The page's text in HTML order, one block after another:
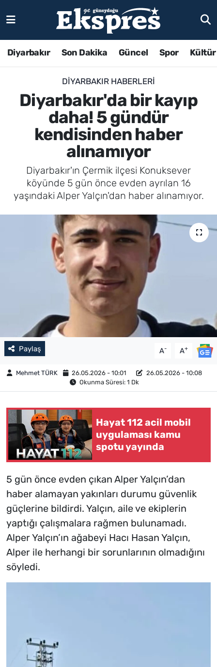
Diyarbakır Son Dakika Güncel Spor
DIYARBAKIR HABERLERI
Diyarbakır'da bir kayıp
daha! 5 gündür
kendisinden haber
alınamıyor
Diyarbakır'ın Çermik ilçesi Konuksever
köyünde 5 gün önce evden ayrılan 16
yaşındaki Alper Yalçın'dan haber alınamıyor.
Paylaş A- A+
Mehmet TÜRK 26.05.2026 - 10:01
26.05.2026 - 10:08
Okunma Süresi: 1 Dk
Hayat 112 acil mobil
uygulaması kamu
spotu yayında
5 gün önce evden çıkan Alper Yalçın’dan
haber alamayan yakınları durumu güvenlik
güçlerine bildirdi. Yalçın, aile ve ekiplerin
yaptığı çalışmalara rağmen bulunamadı.
Alper Yalçın’ın ağabeyi Hacı Hasan Yalçın,
Alper ile herhangi bir sorunlarının olmadığını
söyledi.